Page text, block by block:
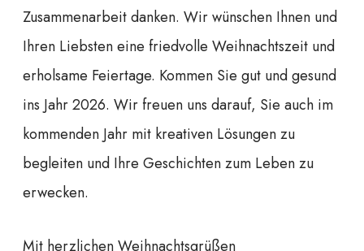
Zusammenarbeit danken. Wir wünschen Ihnen und
Ihren Liebsten eine friedvolle Weihnachtszeit und
erholsame Feiertage. Kommen Sie gut und gesund
ins Jahr 2026. Wir freuen uns darauf, Sie auch im
kommenden Jahr mit kreativen Lösungen zu
begleiten und Ihre Geschichten zum Leben zu
erwecken.
Mit herzlichen Weihnachtsgrüßen